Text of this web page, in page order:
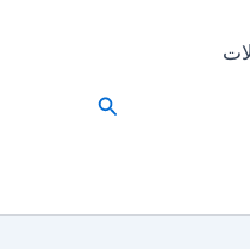
البحث